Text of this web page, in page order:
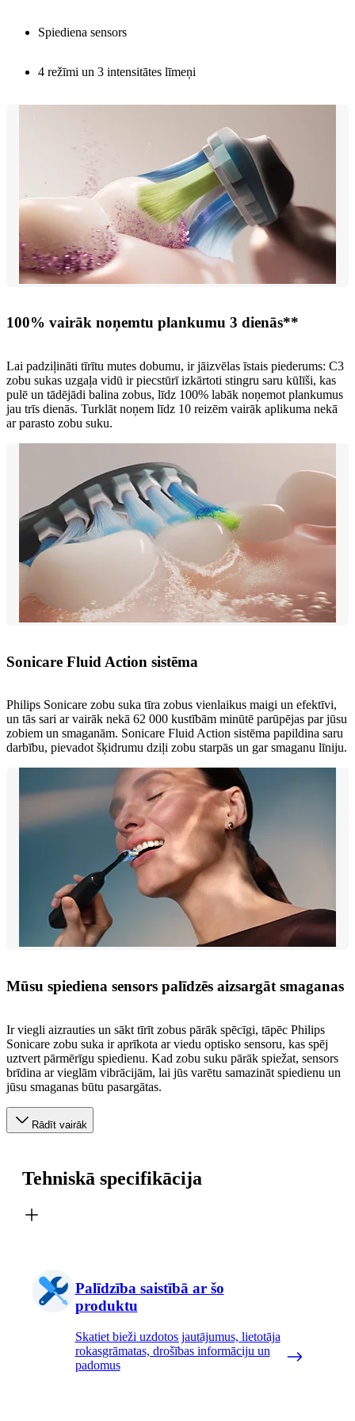
Spiediena sensors
4 režīmi un 3 intensitātes līmeņi
100% vairāk noņemtu plankumu 3 dienās**
Lai padziļināti tīrītu mutes dobumu, ir jāizvēlas īstais piederums: C3
zobu sukas uzgaļa vidū ir piecstūrī izkārtoti stingru saru kūlīši, kas
pulē un tādējādi balina zobus, līdz 100% labāk noņemot plankumus
jau trīs dienās. Turklāt noņem līdz 10 reizēm vairāk aplikuma nekā
ar parasto zobu suku.
Sonicare Fluid Action sistēma
Philips Sonicare zobu suka tīra zobus vienlaikus maigi un efektīvi,
un tās sari ar vairāk nekā 62 000 kustībām minūtē parūpējas par jūsu
zobiem un smaganām. Sonicare Fluid Action sistēma papildina saru
darbību, pievadot šķidrumu dziļi zobu starpās un gar smaganu līniju.
Mūsu spiediena sensors palīdzēs aizsargāt smaganas
Ir viegli aizrauties un sākt tīrīt zobus pārāk spēcīgi, tāpēc Philips
Sonicare zobu suka ir aprīkota ar viedu optisko sensoru, kas spēj
uztvert pārmērīgu spiedienu. Kad zobu suku pārāk spiežat, sensors
brīdina ar vieglām vibrācijām, lai jūs varētu samazināt spiedienu un
jūsu smaganas būtu pasargātas.
Rādīt vairāk
Tehniskā specifikācija
Palīdzība saistībā ar šo
produktu
Skatiet bieži uzdotos jautājumus, lietotāja
rokasgrāmatas, drošības informāciju un
padomus